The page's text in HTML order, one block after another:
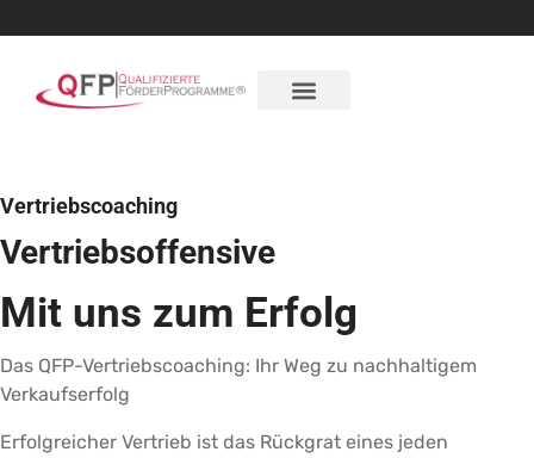
Vertriebscoaching
Vertriebsoffensive
Mit uns zum Erfolg
Das QFP-Vertriebscoaching: Ihr Weg zu nachhaltigem
Verkaufserfolg
Erfolgreicher Vertrieb ist das Rückgrat eines jeden